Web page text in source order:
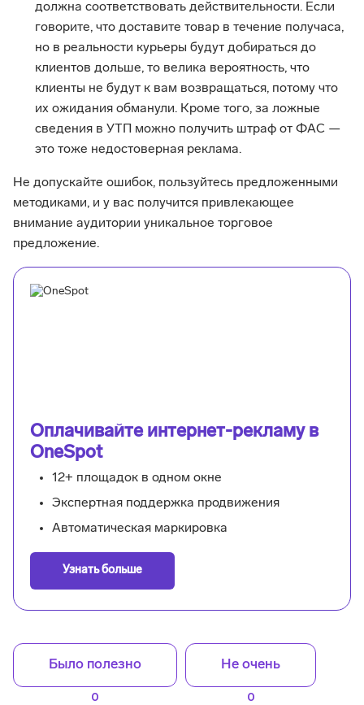
должна соответствовать действительности. Если
говорите, что доставите товар в течение получаса,
но в реальности курьеры будут добираться до
клиентов дольше, то велика вероятность, что
клиенты не будут к вам возвращаться, потому что
их ожидания обманули. Кроме того, за ложные
сведения в УТП можно получить штраф от ФАС —
это тоже недостоверная реклама.
Не допускайте ошибок, пользуйтесь предложенными
методиками, и у вас получится привлекающее
внимание аудитории уникальное торговое
предложение.
Оплачивайте интернет-рекламу в
OneSpot
12+ площадок в одном окне
Экспертная поддержка продвижения
Автоматическая маркировка
Узнать больше
Было полезно
0
Не очень
0